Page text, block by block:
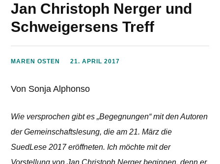
Jan Christoph Nerger und
Schweigersens Treff
MAREN OSTEN 21. APRIL 2017
Von Sonja Alphonso
Wie versprochen gibt es „Begegnungen“ mit den Autoren
der Gemeinschaftslesung, die am 21. März die
SuedLese 2017 eröffneten. Ich möchte mit der
Vorstellung von Jan Christoph Nerger beginnen, denn er